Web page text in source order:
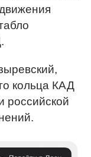
кольца КАД
российской